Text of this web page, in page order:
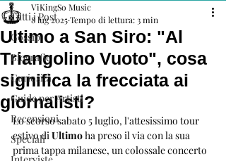
Tutti i Post
Gossip
Biografie
Curiosità
Guide per Artisti
Recensioni
Speciali
Ultimo a San Siro: "Al
Triangolino Vuoto", cosa
significa la frecciata ai
giornalisti?
ViKingSo Music
8 lug 2025Tempo di lettura: 3 min
Lo scorso sabato 5 luglio, l'attesissimo tour
estivo di Ultimo ha preso il via con la sua
prima tappa milanese, un colossale concerto